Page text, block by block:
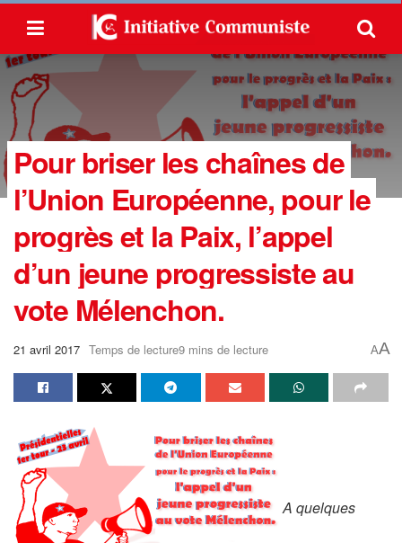
Pour briser les chaînes de
l’Union Européenne, pour le
progrès et la Paix, l’appel
d’un jeune progressiste au
vote Mélenchon.
21 avril 2017 Temps de lecture9 mins de lecture AA
A quelques